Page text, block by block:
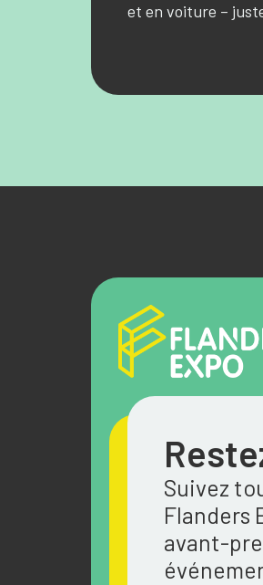
et en voiture –
Suivez
Flanders
avant-